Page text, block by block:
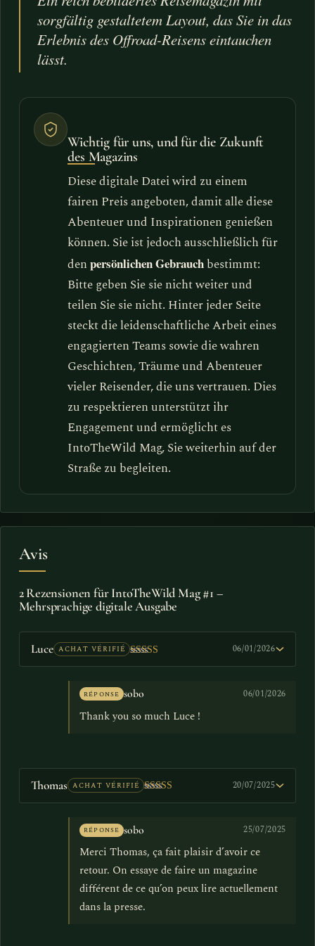
sorgfältig gestaltetem Layout, das Sie in das
Erlebnis des Offroad-Reisens eintauchen
lässt.
Wichtig für uns, und für die Zukunft
des Magazins
Diese digitale Datei wird zu einem
fairen Preis angeboten, damit alle diese
Abenteuer und Inspirationen genießen
können. Sie ist jedoch ausschließlich für
denpersönlichen Gebrauch bestimmt:
Bitte geben Sie sie nicht weiter und
teilen Sie sie nicht. Hinter jeder Seite
steckt die leidenschaftliche Arbeit eines
engagierten Teams sowie die wahren
Geschichten, Träume und Abenteuer
vieler Reisender, die uns vertrauen. Dies
zu respektieren unterstützt ihr
Engagement und ermöglicht es
IntoTheWild Mag, Sie weiterhin auf der
Straße zu begleiten.
Avis
2 Rezensionen fürIntoTheWild Mag #1 –
Mehrsprachige digitale Ausgabe
Luce ACHAT VÉRIFIÉ
Bewertet mit
06/01/2026
RÉPONSE sobo 06/01/2026
Thank you so much Luce !
Thomas ACHAT VÉRIFIÉ
Bewertet mit
20/07/2025
RÉPONSE sobo 25/07/2025
Merci Thomas, ça fait plaisir d’avoir ce
retour. On essaye de faire un magazine
différent de ce qu’on peux lire actuellement
dans la presse.